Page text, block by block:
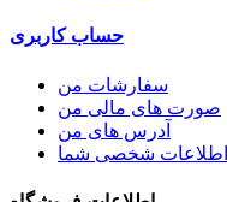
حساب کاربری
سفارشات من
صورت های مالی من
آدرس های من
اطلاعات شخصی شما